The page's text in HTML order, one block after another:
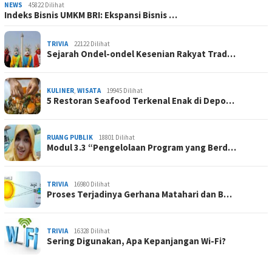
NEWS 45822 Dilihat
Indeks Bisnis UMKM BRI: Ekspansi Bisnis …
TRIVIA 22122 Dilihat
Sejarah Ondel-ondel Kesenian Rakyat Trad…
KULINER, WISATA 19945 Dilihat
5 Restoran Seafood Terkenal Enak di Depo…
RUANG PUBLIK 18801 Dilihat
Modul 3.3 “Pengelolaan Program yang Berd…
TRIVIA 16980 Dilihat
Proses Terjadinya Gerhana Matahari dan B…
TRIVIA 16328 Dilihat
Sering Digunakan, Apa Kepanjangan Wi-Fi?